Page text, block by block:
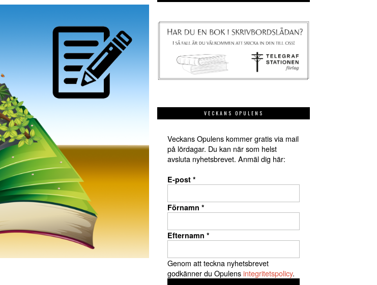
VECKANS OPULENS
Veckans Opulens kommer gratis via mail
på lördagar. Du kan när som helst
avsluta nyhetsbrevet. Anmäl dig här:
E-post *
Förnamn *
Efternamn *
Genom att teckna nyhetsbrevet
godkänner du Opulensintegritetspolicy.